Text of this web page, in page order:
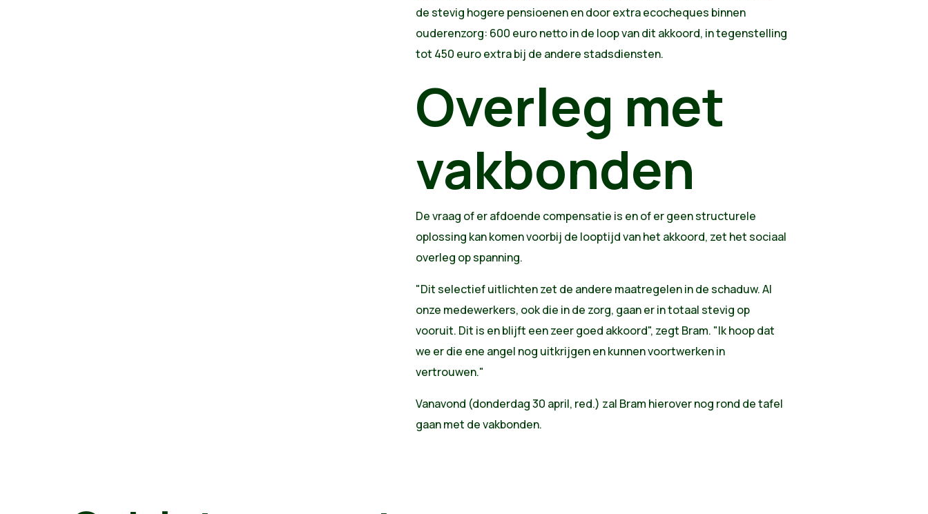
de stevig hogere pensioenen en door extra ecocheques binnen
ouderenzorg: 600 euro netto in de loop van dit akkoord, in tegenstelling
tot 450 euro extra bij de andere stadsdiensten.
Overleg met
vakbonden
De vraag of er afdoende compensatie is en of er geen structurele
oplossing kan komen voorbij de looptijd van het akkoord, zet het sociaal
overleg op spanning.
"Dit selectief uitlichten zet de andere maatregelen in de schaduw. Al
onze medewerkers, ook die in de zorg, gaan er in totaal stevig op
vooruit. Dit is en blijft een zeer goed akkoord", zegt Bram. "Ik hoop dat
we er die ene angel nog uitkrijgen en kunnen voortwerken in
vertrouwen."
Vanavond (donderdag 30 april, red.) zal Bram hierover nog rond de tafel
gaan met de vakbonden.